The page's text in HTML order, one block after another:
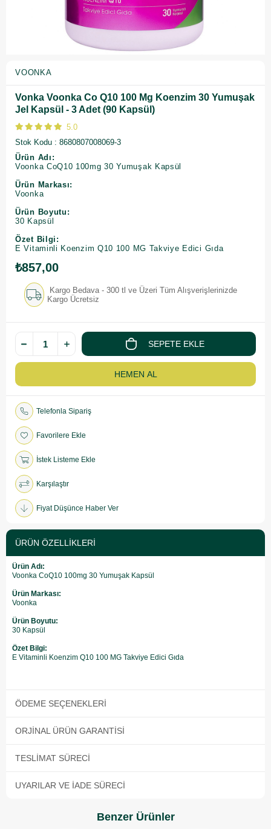
VOONKA
Vonka Voonka Co Q10 100 Mg Koenzim 30 Yumuşak
Jel Kapsül - 3 Adet (90 Kapsül)
5.0
Stok Kodu
8680807008069-3
Ürün Adı:
Voonka CoQ10 100mg 30 Yumuşak Kapsül
Ürün Markası:
Voonka
Ürün Boyutu:
30 Kapsül
Özet Bilgi:
E Vitaminli Koenzim Q10 100 MG Takviye Edici Gıda
₺857,00
Kargo Bedava - 300 tl ve Üzeri Tüm Alışverişlerinizde
Kargo Ücretsiz
Telefonla Sipariş
Favorilere Ekle
İstek Listeme Ekle
Karşılaştır
Fiyat Düşünce Haber Ver
ÜRÜN ÖZELLIKLERI
Ürün Adı:
Voonka CoQ10 100mg 30 Yumuşak Kapsül
Ürün Markası:
Voonka
Ürün Boyutu:
30 Kapsül
Özet Bilgi:
E Vitaminli Koenzim Q10 100 MG Takviye Edici Gıda
ÖDEME SEÇENEKLERI
ORJINAL ÜRÜN GARANTISI
TESLIMAT SÜRECI
UYARILAR VE İADE SÜRECI
Benzer Ürünler